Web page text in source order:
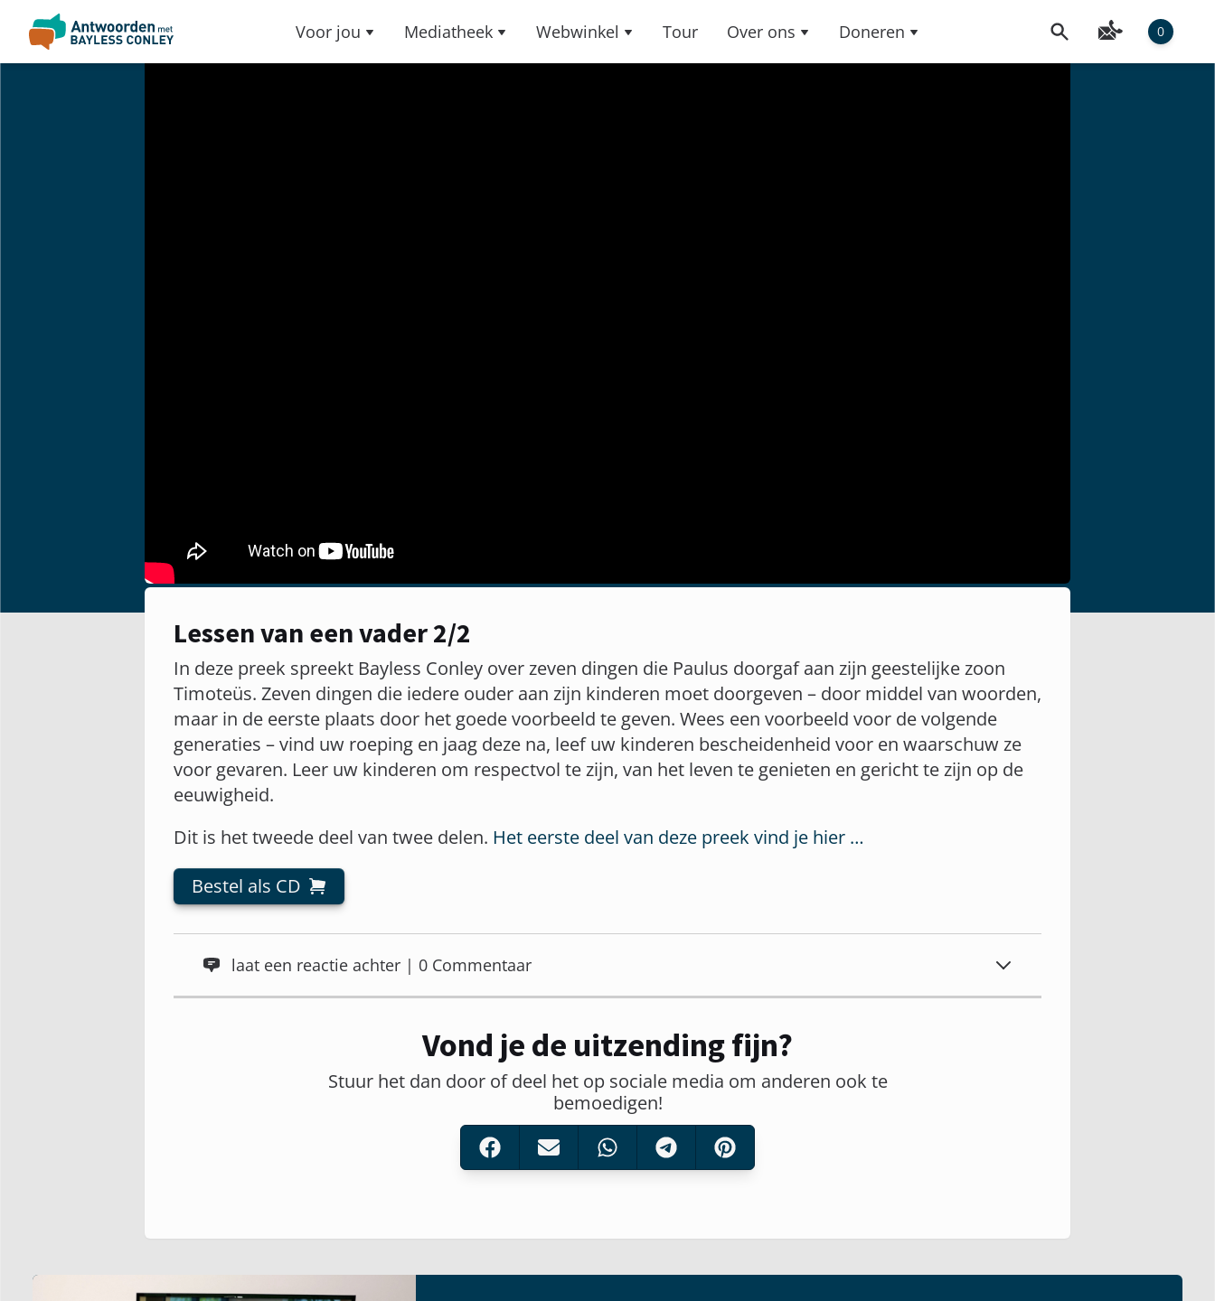
Voor jou Mediatheek Webwinkel Tour Over ons Doneren 0
Lessen van een vader 2/2
In deze preek spreekt Bayless Conley over zeven dingen die Paulus doorgaf aan zijn geestelijke zoon
Timoteüs. Zeven dingen die iedere ouder aan zijn kinderen moet doorgeven – door middel van woorden,
maar in de eerste plaats door het goede voorbeeld te geven. Wees een voorbeeld voor de volgende
generaties – vind uw roeping en jaag deze na, leef uw kinderen bescheidenheid voor en waarschuw ze
voor gevaren. Leer uw kinderen om respectvol te zijn, van het leven te genieten en gericht te zijn op de
eeuwigheid.
Dit is het tweede deel van twee delen. Het eerste deel van deze preek vind je hier …
Bestel als CD
laat een reactie achter | 0 Commentaar
Vond je de uitzending fijn?
Stuur het dan door of deel het op sociale media om anderen ook te
bemoedigen!